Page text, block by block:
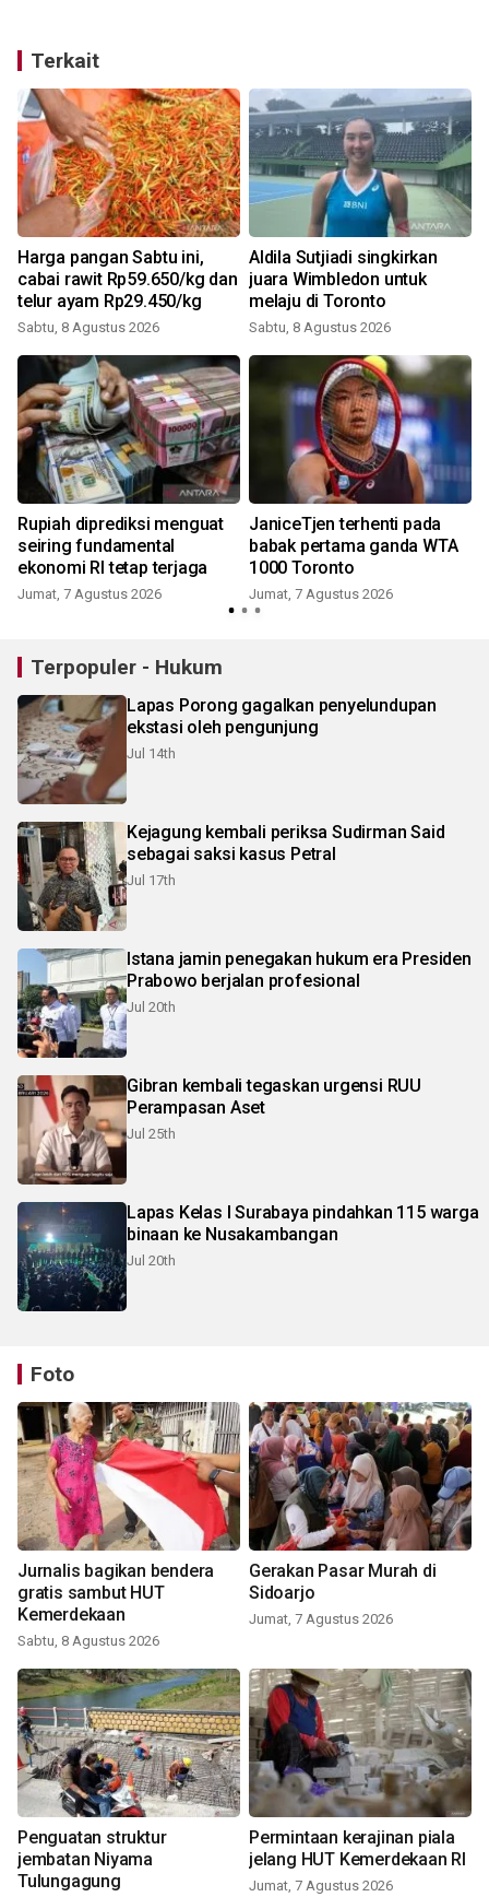
Terkait
Harga pangan Sabtu ini,
cabai rawit Rp59.650/kg dan
telur ayam Rp29.450/kg
Sabtu, 8 Agustus 2026
Aldila Sutjiadi singkirkan
juara Wimbledon untuk
melaju di Toronto
Sabtu, 8 Agustus 2026
Rupiah diprediksi menguat
seiring fundamental
ekonomi RI tetap terjaga
Jumat, 7 Agustus 2026
JaniceTjen terhenti pada
babak pertama ganda WTA
1000 Toronto
Jumat, 7 Agustus 2026
Terpopuler - Hukum
Lapas Porong gagalkan penyelundupan
ekstasi oleh pengunjung
Jul 14th
Kejagung kembali periksa Sudirman Said
sebagai saksi kasus Petral
Jul 17th
Istana jamin penegakan hukum era Presiden
Prabowo berjalan profesional
Jul 20th
Gibran kembali tegaskan urgensi RUU
Perampasan Aset
Jul 25th
Lapas Kelas I Surabaya pindahkan 115 warga
binaan ke Nusakambangan
Jul 20th
Foto
Jurnalis bagikan bendera
gratis sambut HUT
Kemerdekaan
Sabtu, 8 Agustus 2026
Gerakan Pasar Murah di
Sidoarjo
Jumat, 7 Agustus 2026
Penguatan struktur
jembatan Niyama
Tulungagung
Permintaan kerajinan piala
jelang HUT Kemerdekaan RI
Jumat, 7 Agustus 2026